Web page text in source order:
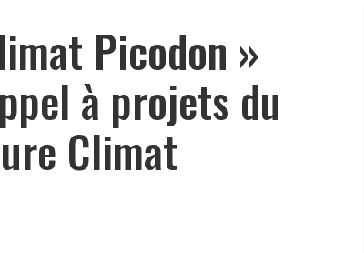
Picodon »
à projets du
Climat